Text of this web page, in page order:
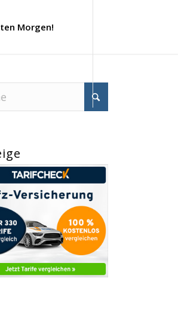
Morgen!